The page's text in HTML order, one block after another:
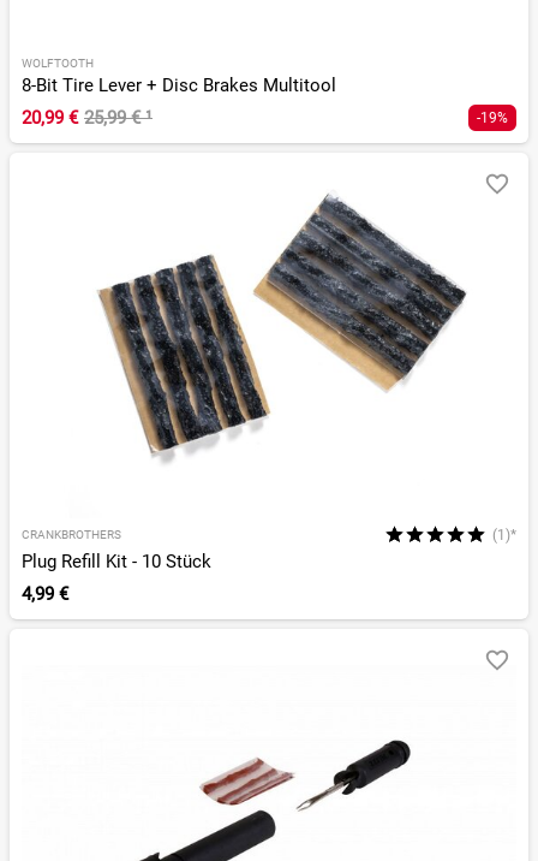
WOLFTOOTH
8-Bit Tire Lever + Disc Brakes Multitool
20,99 € 25,99 €¹ -19%
CRANKBROTHERS (1)*
Plug Refill Kit - 10 Stück
4,99 €